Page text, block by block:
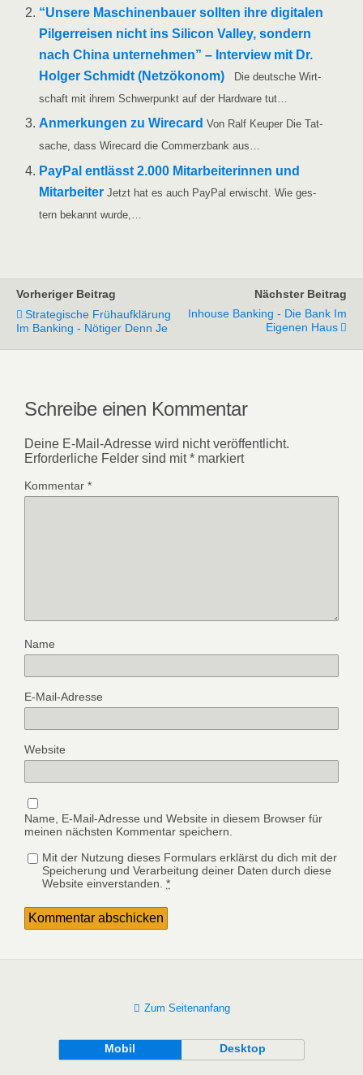
“Unse­re Maschi­nen­bau­er soll­ten ihre digi­ta­len
Pil­ger­rei­sen nicht ins Sili­con Val­ley, son­dern
nach Chi­na unter­neh­men” – Inter­view mit Dr.
Hol­ger Schmidt (Netz­öko­nom)
Die deut­sche Wirt­
schaft mit ihrem Schwer­punkt auf der Hard­ware tut…
Anmer­kun­gen zu Wire­card Von Ralf Keu­per Die Tat­
sa­che, dass Wire­card die Com­merz­bank aus…
Pay­Pal ent­lässt 2.000 Mit­ar­bei­te­rin­nen und
Mit­ar­bei­ter Jetzt hat es auch Pay­Pal erwischt. Wie ges­
tern bekannt wurde,…
Vorheriger Beitrag
Strategische Frühaufklärung
Im Banking - Nötiger Denn Je
Nächster Beitrag
Inhouse Banking - Die Bank Im
Eigenen Haus
Schreibe einen Kommentar
Deine E-Mail-Adresse wird nicht veröffentlicht.
Erforderliche Felder sind mit* markiert
Kommentar *
Name
E-Mail-Adresse
Website
Name, E-Mail-Adresse und Website in diesem Browser für
meinen nächsten Kommentar speichern.
Mit der Nutzung dieses Formulars erklärst du dich mit der
Speicherung und Verarbeitung deiner Daten durch diese
Website einverstanden. *
Zum Seitenanfang
Mobil Desktop